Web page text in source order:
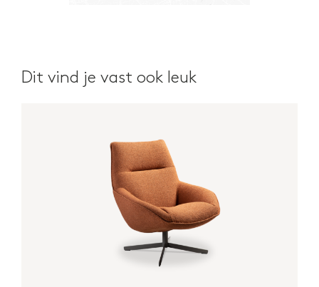
Dit vind je vast ook leuk